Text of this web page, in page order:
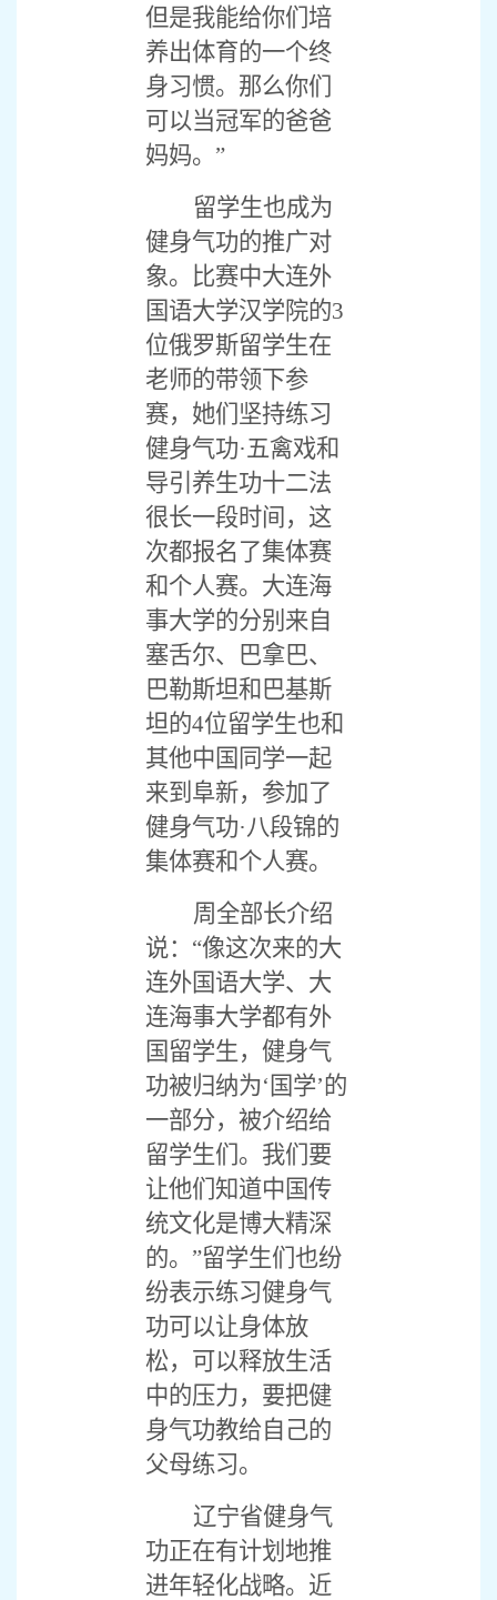
但是我能给你们培
养出体育的一个终
身习惯。那么你们
可以当冠军的爸爸
妈妈。”
留学生也成为
健身气功的推广对
象。比赛中大连外
国语大学汉学院的3
位俄罗斯留学生在
老师的带领下参
赛，她们坚持练习
健身气功·五禽戏和
导引养生功十二法
很长一段时间，这
次都报名了集体赛
和个人赛。大连海
事大学的分别来自
塞舌尔、巴拿巴、
巴勒斯坦和巴基斯
坦的4位留学生也和
其他中国同学一起
来到阜新，参加了
健身气功·八段锦的
集体赛和个人赛。
周全部长介绍
说：“像这次来的大
连外国语大学、大
连海事大学都有外
国留学生，健身气
功被归纳为‘国学’的
一部分，被介绍给
留学生们。我们要
让他们知道中国传
统文化是博大精深
的。”留学生们也纷
纷表示练习健身气
功可以让身体放
松，可以释放生活
中的压力，要把健
身气功教给自己的
父母练习。
辽宁省健身气
功正在有计划地推
进年轻化战略。近